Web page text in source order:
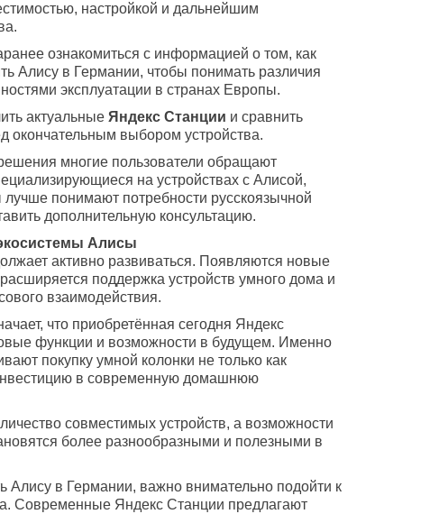
настройкой и дальнейшим
ознакомиться с информацией о том, как
Алису в Германии, чтобы понимать различия
эксплуатации в странах Европы.
актуальные Яндекс Станции и сравнить
окончательным выбором устройства.
многие пользователи обращают
на устройствах с Алисой,
лучше понимают потребности русскоязычной
дополнительную консультацию.
Алисы
активно развиваться. Появляются новые
поддержка устройств умного дома и
взаимодействия.
что приобретённая сегодня Яндекс
функции и возможности в будущем. Именно
покупку умной колонки не только как
в современную домашнюю
совместимых устройств, а возможности
более разнообразными и полезными в
Алису в Германии, важно внимательно подойти к
Современные Яндекс Станции предлагают